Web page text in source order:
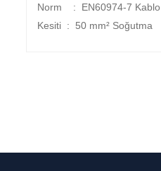
Norm : EN60974-7 Kablo
Kesiti : 50 mm² Soğutma